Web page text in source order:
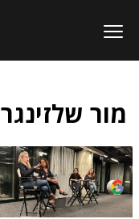
מור שלזינגר